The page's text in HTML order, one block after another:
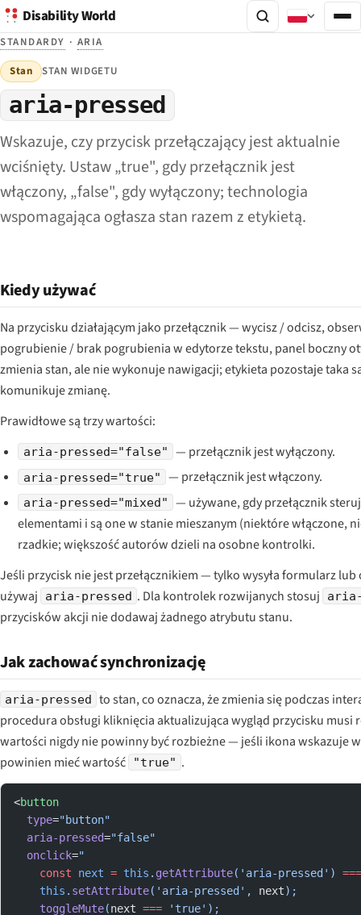
Disability World
STANDARDY · ARIA
Stan STAN WIDGETU
aria-pressed
Wskazuje, czy przycisk przełączający jest aktualnie
wciśnięty. Ustaw „true", gdy przełącznik jest
włączony, „false", gdy wyłączony; technologia
wspomagająca ogłasza stan razem z etykietą.
Kiedy używać
Na przycisku działającym jako przełącznik — wycisz / odcisz,
pogrubienie / brak pogrubienia w edytorze tekstu, panel boczny
zmienia stan, ale nie wykonuje nawigacji; etykieta pozostaje taka
komunikuje zmianę.
Prawidłowe są trzy wartości:
aria-pressed="false" — przełącznik jest wyłączony.
aria-pressed="true" — przełącznik jest włączony.
aria-pressed="mixed"
— używane, gdy przełącznik
elementami i są one w stanie mieszanym (niektóre włączone,
rzadkie; większość autorów dzieli na osobne kontrolki.
Jeśli przycisk nie jest przełącznikiem — tylko wysyła formularz
używaj
aria-pressed . Dla kontrolek rozwijanych stosuj aria-
przycisków akcji nie dodawaj żadnego atrybutu stanu.
Jak zachować synchronizację
aria-pressed tostan, co oznacza, że zmienia się podczas
procedura obsługi kliknięcia aktualizująca wygląd przycisku
wartości nigdy nie powinny być rozbieżne — jeśli ikona wskazuje
powinien mieć wartość
"true" .
<button
  type
="button"
  aria-pressed
="false"
  onclick
="
    const
next = this . getAttribute('aria-pressed') ===
    this
. setAttribute('aria-pressed', next);
    toggleMute
(next === 'true');